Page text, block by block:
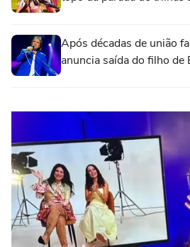
Após décadas de união
anuncia saída do filho de